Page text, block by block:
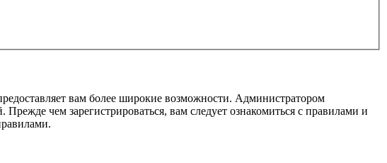
вам более широкие возможности. Администратором
чем зарегистрироваться, вам следует ознакомиться с правилами и